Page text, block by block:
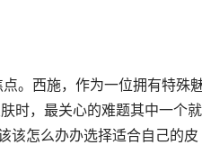
。西施，作为一位拥有特殊
时，最关心的难题其中一个
该怎么办办选择适合自己的皮